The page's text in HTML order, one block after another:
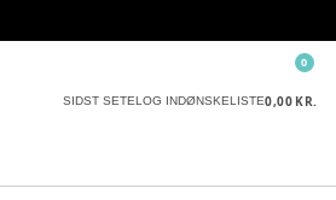
SIDST SETELOG INDØNSKELISTE0,00 KR.
0